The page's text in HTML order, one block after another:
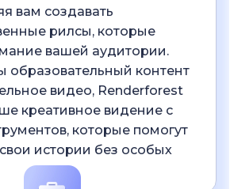
вам создавать
рилсы, которые
вашей аудитории.
образовательный контент
видео, Renderforest
креативное видение с
которые помогут
истории без особых